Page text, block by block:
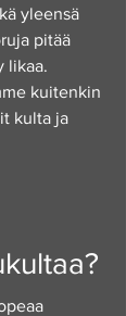
yleensä
pitää
likaa.
kuitenkin
kulta ja